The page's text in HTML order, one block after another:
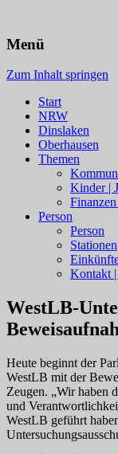
Menü
Zum Inhalt springen
Start
NRW
Dinslaken
Oberhausen
Themen
Kinder |
Person
Person
Stationen
Kontakt |
WestLB-
Heute beginnt der
WestLB mit der
Zeugen. „Wir haben
und
WestLB geführt